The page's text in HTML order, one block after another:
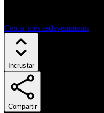
Cercar més esdeveniments
Incrustar
Compartir